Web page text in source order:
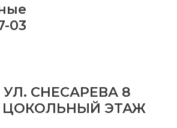
03
СНЕСАРЕВА 8
ЦОКОЛЬНЫЙ ЭТАЖ